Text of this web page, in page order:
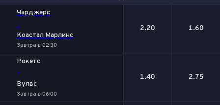
Чарджерс
-
Коастал Марлинс
Завтра в 02:30
2.20 1.60
Рокетс
-
Вулвс
Завтра в 06:00
1.40 2.75